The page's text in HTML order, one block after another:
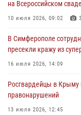
на Всероссийском
10 июля 2026, 09:02 3
В Симферополе
пресекли кражу из
16 июля 2026, 14:09
Росгвардейцы в Крыму
правонарушений
13 июля 2026, 12:45